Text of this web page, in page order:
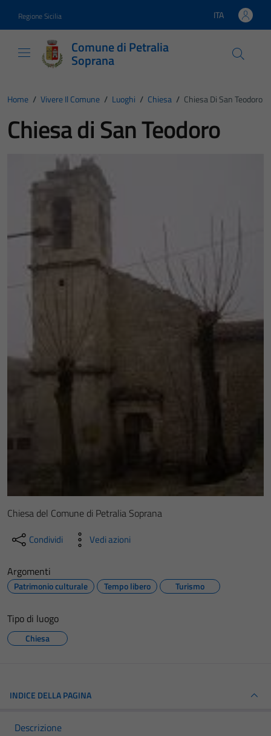
Regione Sicilia Lingua attiva:
ITA
Comune di Petralia
Soprana
Home / Vivere Il Comune / Luoghi / Chiesa / Chiesa Di San Teodoro
Chiesa di San Teodoro
Chiesa del Comune di Petralia Soprana
Condividi Vedi azioni
Argomenti
Patrimonio culturale Tempo libero Turismo
Tipo di luogo
Chiesa
INDICE DELLA PAGINA
Descrizione